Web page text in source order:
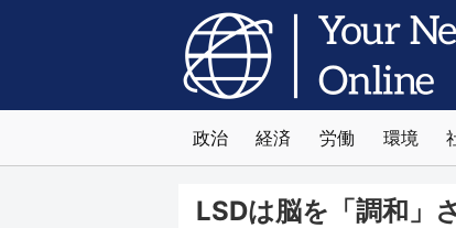
政治 経済 労働 環境
LSDは脳を「調和」